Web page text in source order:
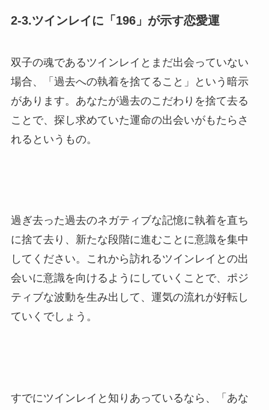
2-3.ツインレイに「196」が示す恋愛運
双子の魂であるツインレイとまだ出会っていない
場合、「過去への執着を捨てること」という暗示
があります。あなたが過去のこだわりを捨て去る
ことで、探し求めていた運命の出会いがもたらさ
れるというもの。
過ぎ去った過去のネガティブな記憶に執着を直ち
に捨て去り、新たな段階に進むことに意識を集中
してください。これから訪れるツインレイとの出
会いに意識を向けるようにしていくことで、ポジ
ティブな波動を生み出して、運気の流れが好転し
ていくでしょう。
すでにツインレイと知りあっているなら、「あな